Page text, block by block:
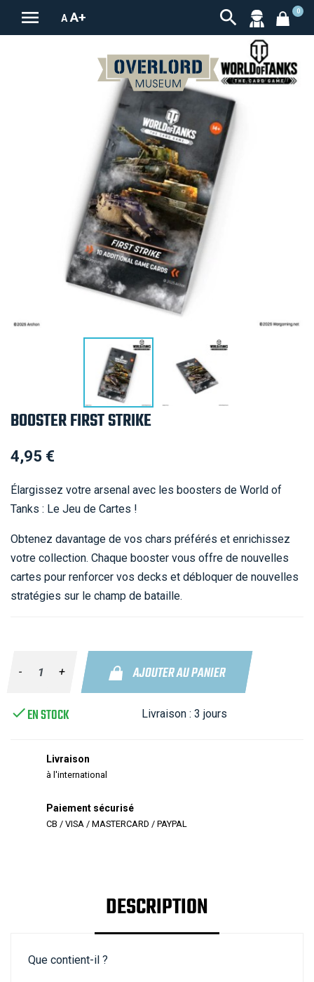
 A A+  0
BOOSTER FIRST STRIKE
4,95 €
Élargissez votre arsenal avec les boosters de World of
Tanks : Le Jeu de Cartes !
Obtenez davantage de vos chars préférés et enrichissez
votre collection. Chaque booster vous offre de nouvelles
cartes pour renforcer vos decks et débloquer de nouvelles
stratégies sur le champ de bataille.
- + AJOUTER AU PANIER
EN STOCK Livraison : 3 jours
Livraison
à l'international
Paiement sécurisé
CB / VISA / MASTERCARD / PAYPAL
DESCRIPTION
Que contient-il ?